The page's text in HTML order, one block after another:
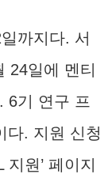
까지다. 서
24일에 멘티
6기 연구 프
다. 지원 신청
원’ 페이지